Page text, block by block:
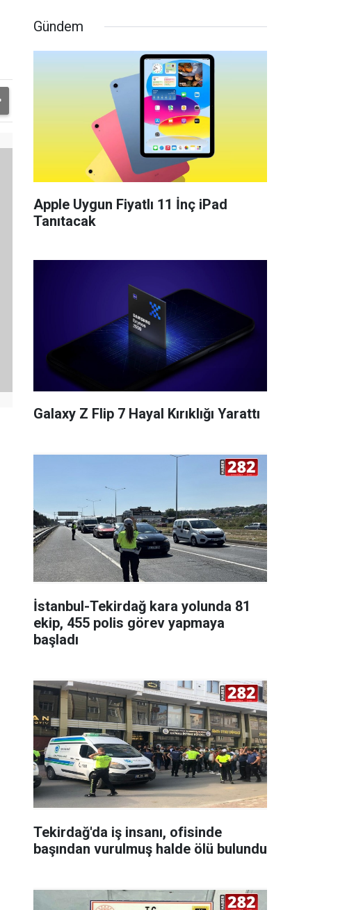
Gündem
Apple Uygun Fiyatlı 11 İnç iPad
Tanıtacak
Galaxy Z Flip 7 Hayal Kırıklığı Yarattı
İstanbul-Tekirdağ kara yolunda 81
ekip, 455 polis görev yapmaya
başladı
Tekirdağ'da iş insanı, ofisinde
başından vurulmuş halde ölü bulundu